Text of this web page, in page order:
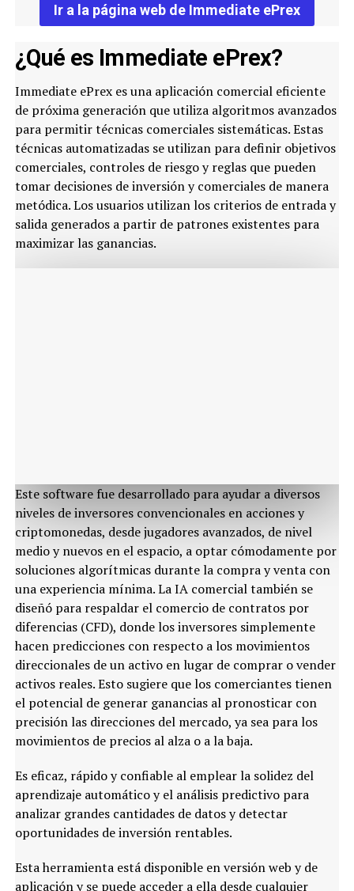
Ir a la página web de Immediate ePrex
¿Qué es Immediate ePrex?
Immediate ePrex es una aplicación comercial eficiente
de próxima generación que utiliza algoritmos avanzados
para permitir técnicas comerciales sistemáticas. Estas
técnicas automatizadas se utilizan para definir objetivos
comerciales, controles de riesgo y reglas que pueden
tomar decisiones de inversión y comerciales de manera
metódica. Los usuarios utilizan los criterios de entrada y
salida generados a partir de patrones existentes para
maximizar las ganancias.
Este software fue desarrollado para ayudar a diversos
niveles de inversores convencionales en acciones y
criptomonedas, desde jugadores avanzados, de nivel
medio y nuevos en el espacio, a optar cómodamente por
soluciones algorítmicas durante la compra y venta con
una experiencia mínima. La IA comercial también se
diseñó para respaldar el comercio de contratos por
diferencias (CFD), donde los inversores simplemente
hacen predicciones con respecto a los movimientos
direccionales de un activo en lugar de comprar o vender
activos reales. Esto sugiere que los comerciantes tienen
el potencial de generar ganancias al pronosticar con
precisión las direcciones del mercado, ya sea para los
movimientos de precios al alza o a la baja.
Es eficaz, rápido y confiable al emplear la solidez del
aprendizaje automático y el análisis predictivo para
analizar grandes cantidades de datos y detectar
oportunidades de inversión rentables.
Esta herramienta está disponible en versión web y de
aplicación y se puede acceder a ella desde cualquier